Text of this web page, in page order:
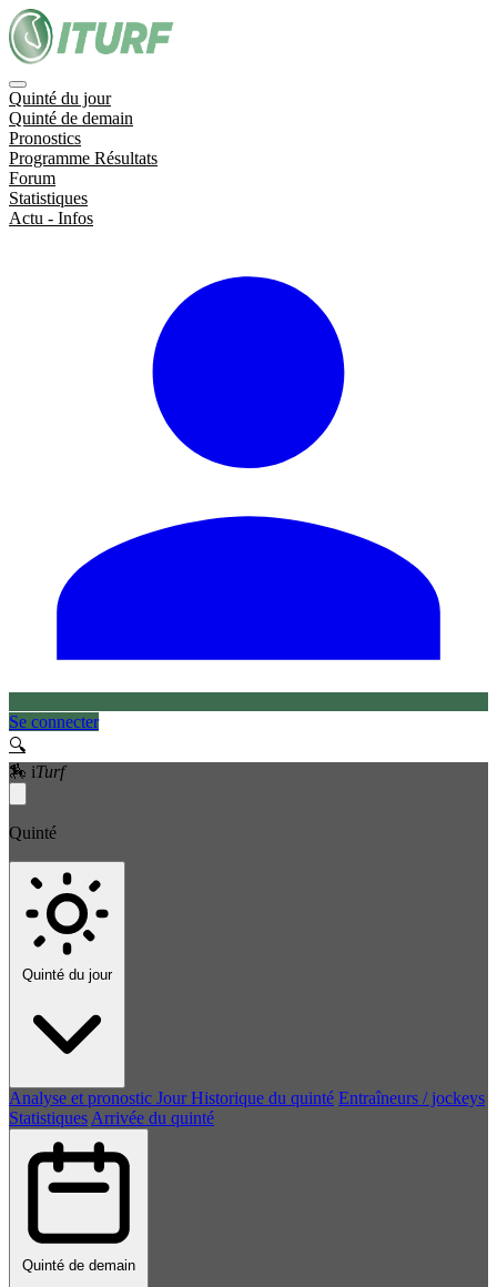
Quinté du jour
Quinté de demain
Pronostics
Programme Résultats
Forum
Statistiques
Actu - Infos
Se connecter
🔍
🏇 iTurf
Quinté
Quinté du jour
Analyse et pronostic Jour Historique du quinté Entraîneurs / jockeys
Statistiques Arrivée du quinté
Quinté de demain